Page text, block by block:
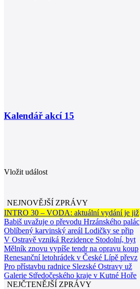
Kalendář akcí 15
Vložit událost
NEJNOVĚJŠÍ ZPRÁVY
INTRO 30 – VODA: aktuální vydání je již
Babiš uvažuje o převodu Hrzánského palác
Oblíbený karvinský areál Lodičky se přip
V Ostravě vzniká Rezidence Stodolní, byt
Mělník znovu vypíše tendr na opravu koup
Renesanční letohrádek v České Lípě převz
Pro přístavbu radnice Slezské Ostravy už
Galerie Středočeského kraje v Kutné Hoře
NEJČTENĚJŠÍ ZPRÁVY